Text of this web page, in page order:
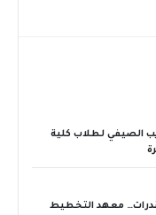
الصيفي لطلاب كلية
معهد التخطيط